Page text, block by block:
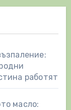
работят
масло: